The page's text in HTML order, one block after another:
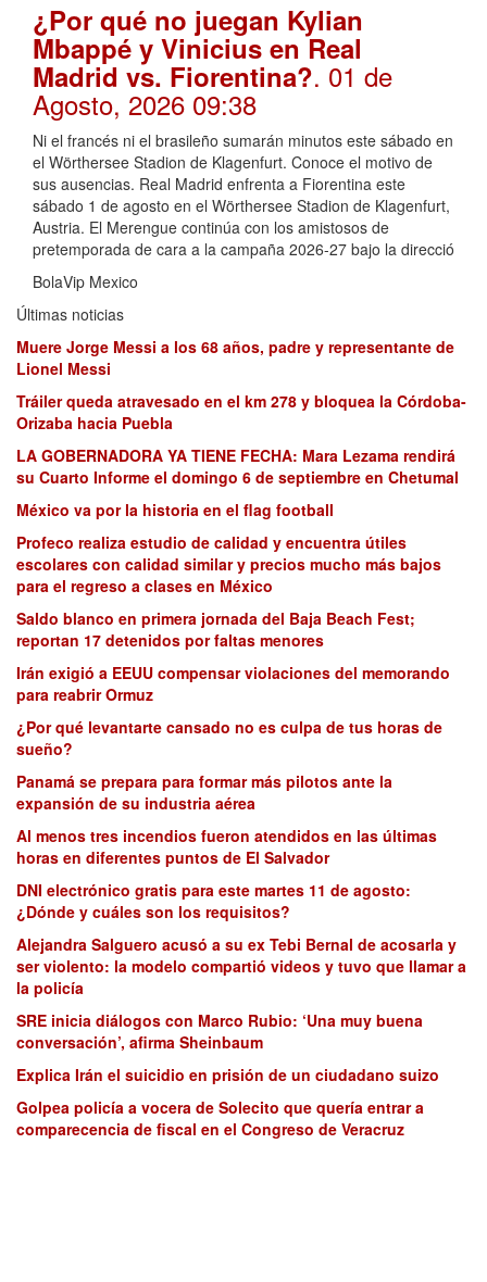
¿Por qué no juegan Kylian
Mbappé y Vinicius en Real
Madrid vs. Fiorentina?. 01 de
Agosto, 2026 09:38
Ni el francés ni el brasileño sumarán minutos este sábado en
el Wörthersee Stadion de Klagenfurt. Conoce el motivo de
sus ausencias. Real Madrid enfrenta a Fiorentina este
sábado 1 de agosto en el Wörthersee Stadion de Klagenfurt,
Austria. El Merengue continúa con los amistosos de
pretemporada de cara a la campaña 2026-27 bajo la direcció
BolaVip Mexico
Últimas noticias
Muere Jorge Messi a los 68 años, padre y representante de
Lionel Messi
Tráiler queda atravesado en el km 278 y bloquea la Córdoba-
Orizaba hacia Puebla
LA GOBERNADORA YA TIENE FECHA: Mara Lezama rendirá
su Cuarto Informe el domingo 6 de septiembre en Chetumal
México va por la historia en el flag football
Profeco realiza estudio de calidad y encuentra útiles
escolares con calidad similar y precios mucho más bajos
para el regreso a clases en México
Saldo blanco en primera jornada del Baja Beach Fest;
reportan 17 detenidos por faltas menores
Irán exigió a EEUU compensar violaciones del memorando
para reabrir Ormuz
¿Por qué levantarte cansado no es culpa de tus horas de
sueño?
Panamá se prepara para formar más pilotos ante la
expansión de su industria aérea
Al menos tres incendios fueron atendidos en las últimas
horas en diferentes puntos de El Salvador
DNI electrónico gratis para este martes 11 de agosto:
¿Dónde y cuáles son los requisitos?
Alejandra Salguero acusó a su ex Tebi Bernal de acosarla y
ser violento: la modelo compartió videos y tuvo que llamar a
la policía
SRE inicia diálogos con Marco Rubio: ‘Una muy buena
conversación’, afirma Sheinbaum
Explica Irán el suicidio en prisión de un ciudadano suizo
Golpea policía a vocera de Solecito que quería entrar a
comparecencia de fiscal en el Congreso de Veracruz